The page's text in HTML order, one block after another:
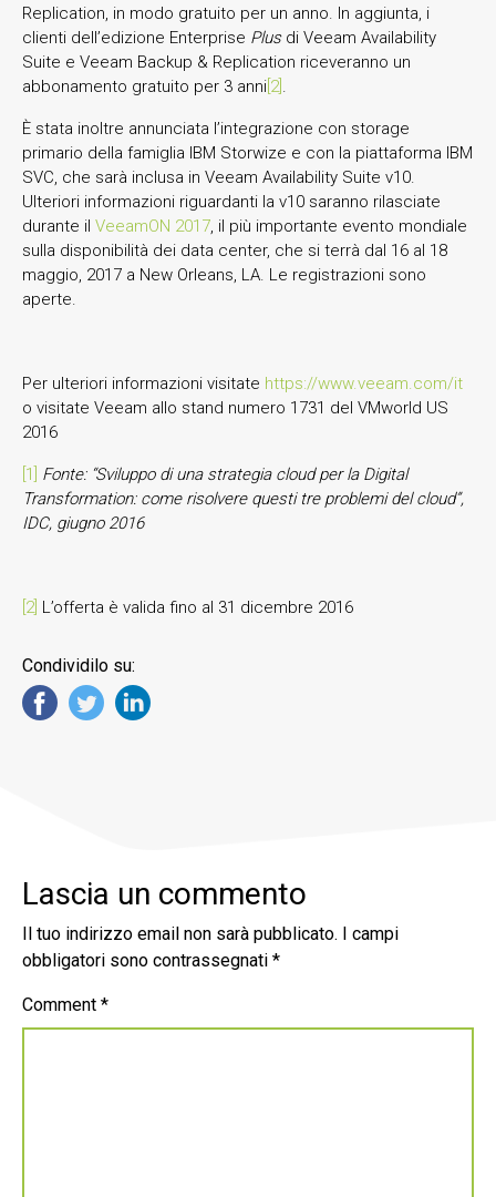
Replication, in modo gratuito per un anno. In aggiunta, i
clienti dell’edizione Enterprise Plusdi Veeam Availability
Suite e Veeam Backup & Replication riceveranno un
abbonamento gratuito per 3 anni [2].
È stata inoltre annunciata l’integrazione con storage
primario della famiglia IBM Storwize e con la piattaforma IBM
SVC, che sarà inclusa in Veeam Availability Suite v10.
Ulteriori informazioni riguardanti la v10 saranno rilasciate
durante il VeeamON 2017, il più importante evento mondiale
sulla disponibilità dei data center, che si terrà dal 16 al 18
maggio, 2017 a New Orleans, LA. Le registrazioni sono
aperte.
Per ulteriori informazioni visitate https://www.veeam.com/it
o visitate Veeam allo stand numero 1731 del VMworld US
2016
[1]
Fonte: “Sviluppo di una strategia cloud per la Digital
Transformation: come risolvere questi tre problemi del cloud”,
IDC, giugno 2016
[2] L’offerta è valida fino al 31 dicembre 2016
Condividilo su:
Lascia un commento
Il tuo indirizzo email non sarà pubblicato.
I campi
obbligatori sono contrassegnati *
Comment *